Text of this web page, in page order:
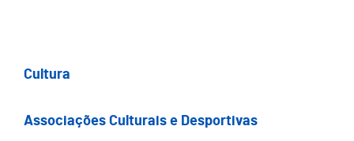
Cultura
Associações Culturais e Desportivas